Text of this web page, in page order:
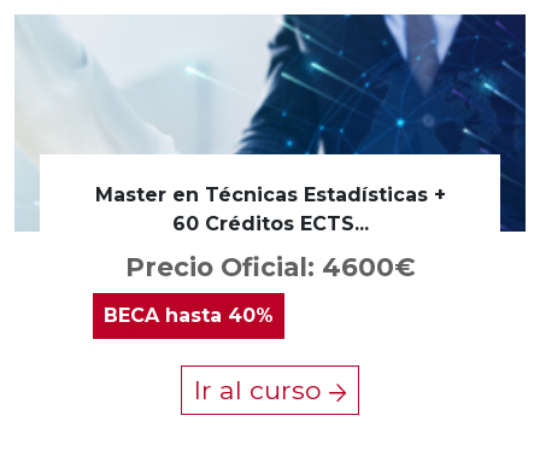
Master en Técnicas Estadísticas +
60 Créditos ECTS...
Precio Oficial: 4600€
BECAhasta 40%
Ir al curso